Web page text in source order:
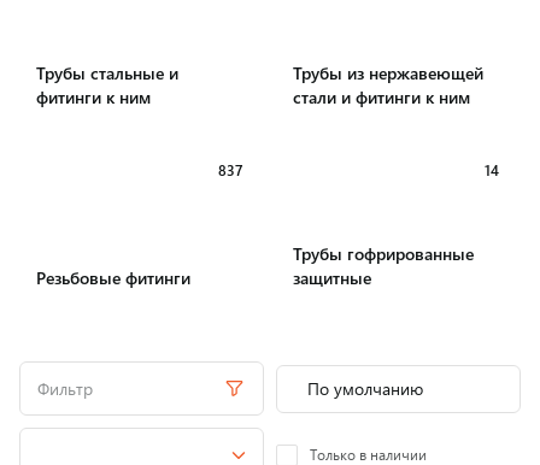
Трубы стальные и
фитинги к ним
Трубы из нержавеющей
стали и фитинги к ним
Резьбовые фитинги
837
Трубы гофрированные
защитные
14
Фильтр
Только в наличии